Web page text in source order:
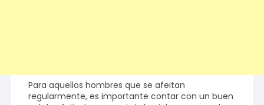
Para aquellos hombres que se afeitan
regularmente, es importante contar con un buen